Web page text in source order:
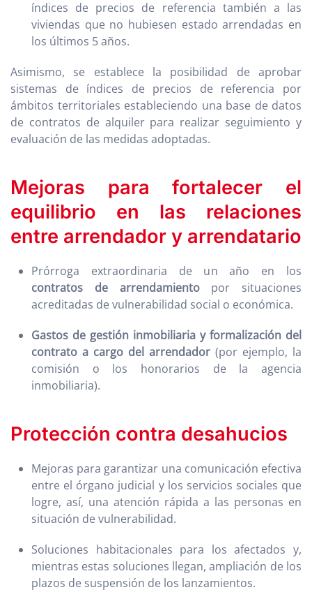
índices de precios de referencia también a las
viviendas que no hubiesen estado arrendadas en
los últimos 5 años.
Asimismo, se establece la posibilidad de aprobar
sistemas de índices de precios de referencia por
ámbitos territoriales estableciendo una base de datos
de contratos de alquiler para realizar seguimiento y
evaluación de las medidas adoptadas.
Mejoras para fortalecer el
equilibrio en las relaciones
entre arrendador y arrendatario
Prórroga extraordinaria de un año en los
contratos de arrendamientopor situaciones
acreditadas de vulnerabilidad social o económica.
Gastos de gestión inmobiliaria y formalización del
contrato a cargo del arrendador (por ejemplo, la
comisión o los honorarios de la agencia
inmobiliaria).
Protección contra desahucios
Mejoras para garantizar una comunicación efectiva
entre el órgano judicial y los servicios sociales que
logre, así, una atención rápida a las personas en
situación de vulnerabilidad.
Soluciones habitacionales para los afectados y,
mientras estas soluciones llegan, ampliación de los
plazos de suspensión de los lanzamientos.